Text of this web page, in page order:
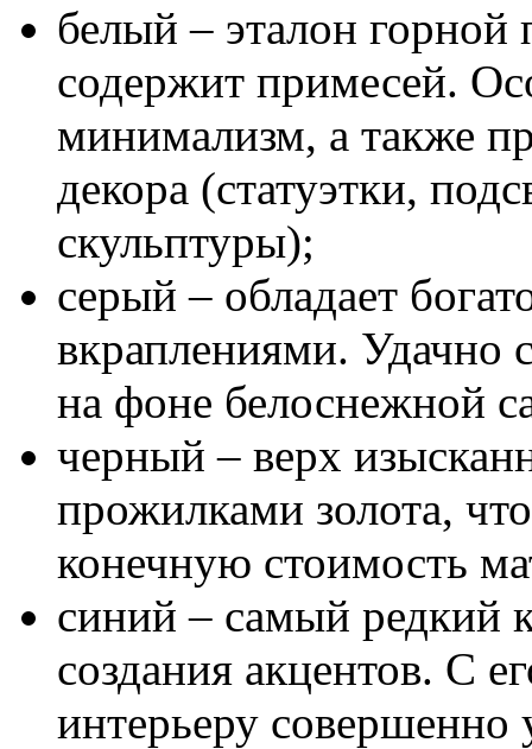
белый – эталон горной
содержит примесей.
минимализм, а также
декора (статуэтки,
скульптуры);
серый – обладает
вкраплениями. Удачно
на фоне белоснежной
черный – верх
прожилками золота,
конечную стоимость
синий – самый редкий
создания акцентов. С
интерьеру